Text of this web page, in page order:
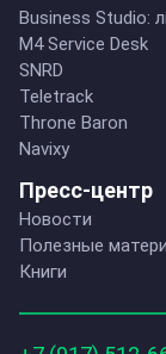
Business Studio:
M4 Service Desk
SNRD
Teletrack
Throne Baron
Navixy
Пресс-центр
Новости
Полезные
Книги